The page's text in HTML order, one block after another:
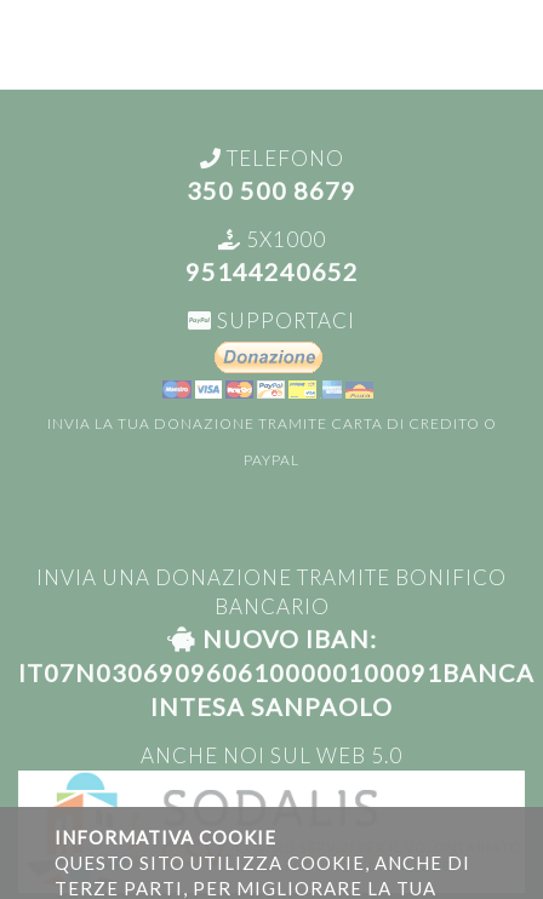
TELEFONO
350 500 8679
5X1000
95144240652
SUPPORTACI
INVIA LA TUA DONAZIONE TRAMITE CARTA DI CREDITO O
PAYPAL
INVIA UNA DONAZIONE TRAMITE BONIFICO
BANCARIO
NUOVO IBAN:
IT07N0306909606100000100091BANCA
INTESA SANPAOLO
ANCHE NOI SUL WEB 5.0
INFORMATIVA COOKIE
QUESTO SITO UTILIZZA COOKIE, ANCHE DI
TERZE PARTI, PER MIGLIORARE LA TUA